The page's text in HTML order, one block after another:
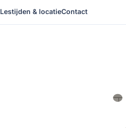
Lestijden & locatieContact